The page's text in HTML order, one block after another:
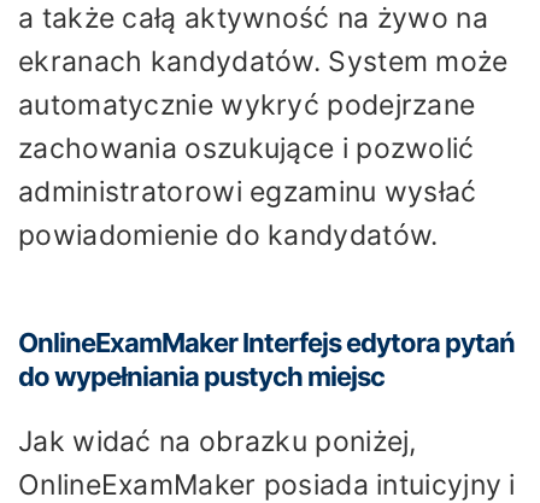
a także całą aktywność na żywo na
ekranach kandydatów. System może
automatycznie wykryć podejrzane
zachowania oszukujące i pozwolić
administratorowi egzaminu wysłać
powiadomienie do kandydatów.
OnlineExamMaker Interfejs edytora pytań
do wypełniania pustych miejsc
Jak widać na obrazku poniżej,
OnlineExamMaker posiada intuicyjny i